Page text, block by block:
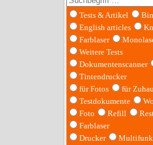
Tests & Artikel
English articles
Farblaser
Weitere Tests
Dokumentenscanner
Tintendrucker
für Fotos
für
Testdokumente
Foto
Refill
Farblaser
Drucker